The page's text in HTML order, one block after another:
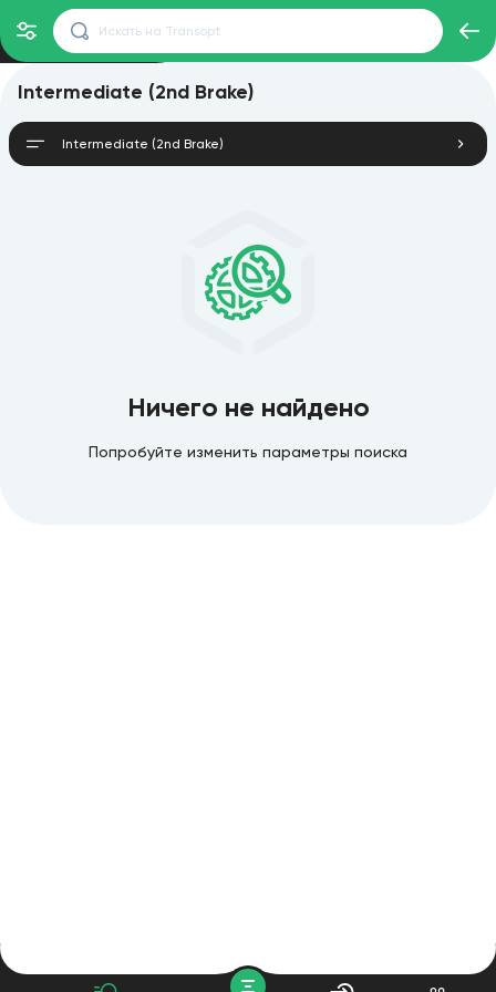
Intermediate (2nd Brake)
Intermediate (2nd Brake)
Ничего не найдено
Попробуйте изменить параметры поиска